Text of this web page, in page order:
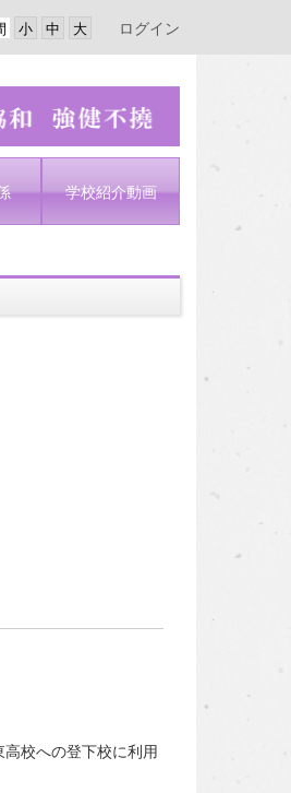
ログイン
学校紹介動画
校への登下校に利用